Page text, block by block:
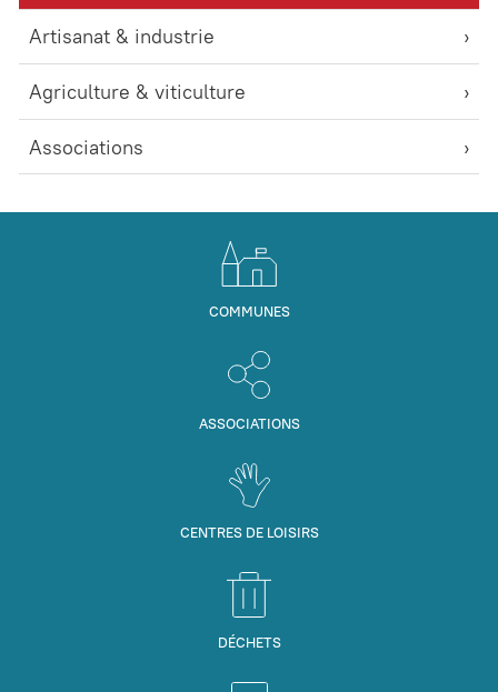
Artisanat & industrie
Agriculture & viticulture
Associations
COMMUNES
ASSOCIATIONS
CENTRES DE LOISIRS
DÉCHETS